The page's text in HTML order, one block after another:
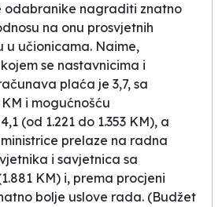
odabranike nagraditi znatno
na onu prosvjetnih
u učionicama. Naime,
se nastavnicima i
plaća je 3,7, sa
i mogućnošću
(od 1.221 do 1.353 KM), a
prelaze na radna
i savjetnica sa
KM) i, prema procjeni
bolje uslove rada. (Budžet